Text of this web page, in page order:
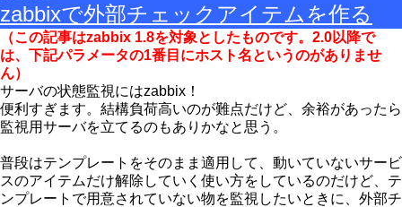
zabbixで外部チェックアイテムを作る
（この記事はzabbix 1.8を対象としたものです。2.0以降で
は、下記パラメータの1番目にホスト名というのがありませ
ん）
サーバの状態監視にはzabbix！
便利すぎます。結構負荷高いのが難点だけど、余裕があったら
監視用サーバを立てるのもありかなと思う。
普段はテンプレートをそのまま適用して、動いていないサービ
スのアイテムだけ解除していく使い方をしているのだけど、テ
ンプレートで用意されていない物を監視したいときに、外部チ